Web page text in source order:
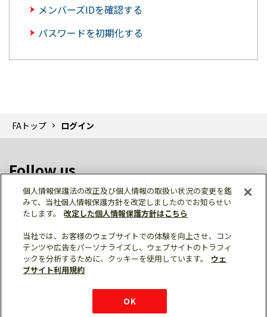
メンバーズIDを確認する
パスワードを初期化する
FAトップ ログイン
Follow us
個人情報保護 利用規約
ご利用にあたって
サイトマップ
三菱電機トップ
個人情報保護法の改正及び個人情報の取扱い状況の変更を鑑
みて、当社個人情報保護方針を改定しましたのでお知らせい
たします。
改定した個人情報保護方針はこちら
当社では、お客様のウェブサイトでの体験を向上させ、コン
テンツや広告をパーソナライズし、ウェブサイトのトラフィ
ックを分析するために、クッキーを使用しています。
ウェ
ブサイト利用規約
OK
チャットサービス